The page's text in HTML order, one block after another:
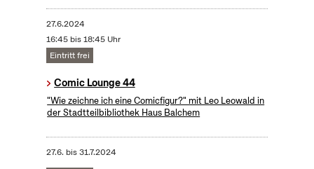
27.6.2024
16:45 bis 18:45 Uhr
Eintritt frei
Comic Lounge 44
"Wie zeichne ich eine Comicfigur?" mit Leo Leowald in
der Stadtteilbibliothek Haus Balchem
27.6. bis31.7.2024